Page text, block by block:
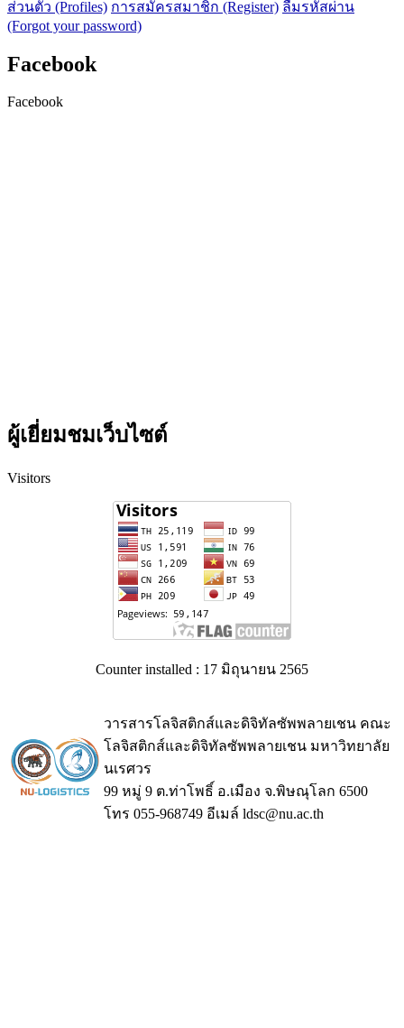
ส่วนตัว (Profiles) การสมัครสมาชิก (Register) ลืมรหัสผ่าน
(Forgot your password)
Facebook
Facebook
ผู้เยี่ยมชมเว็บไซต์
Visitors
Counter installed : 17 มิถุนายน 2565
วารสารโลจิสติกส์และดิจิทัลซัพพลายเชน คณะ
โลจิสติกส์และดิจิทัลซัพพลายเชน มหาวิทยาลัย
นเรศวร
99 หมู่ 9 ต.ท่าโพธิ์ อ.เมือง จ.พิษณุโลก 6500
โทร 055-968749 อีเมล์ ldsc@nu.ac.th